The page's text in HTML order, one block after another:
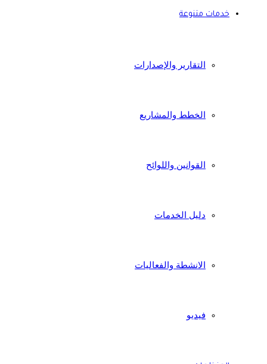
خدمات متنوعة
التقارير والإصدارات
الخطط والمشاريع
القوانين واللوائح
دليل الخدمات
الانشطة والفعاليات
فيديو